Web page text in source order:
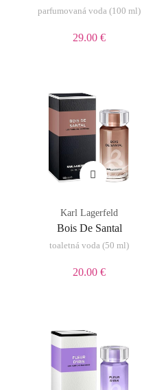
parfumovaná voda (100 ml)
29.00 €
Karl Lagerfeld
Bois De Santal
toaletná voda (50 ml)
20.00 €